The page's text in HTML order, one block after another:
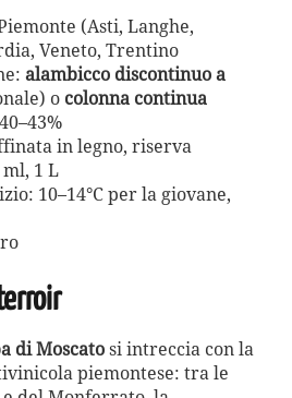
(Asti, Langhe,
Veneto, Trentino
alambicco discontinuo a
o colonna continua
in legno, riserva
1 L
10–14°C per la giovane,
di Moscato si intreccia con la
piemontese: tra le